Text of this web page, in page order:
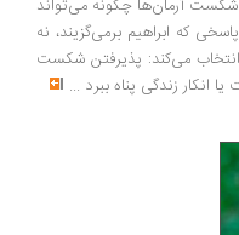
چگونه می‌تواند
برمی‌گزیند، نه
می‌کند: پذیرفتن شکست
زندگی پناه ببرد...